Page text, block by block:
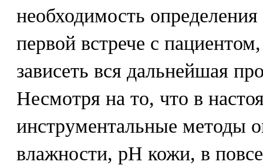
необходимость
первой встрече с
зависеть вся дальнейшая
Несмотря на то, что в
инструментальные методы
влажности, рН кожи, в